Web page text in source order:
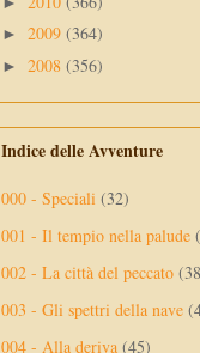
► 2009 (364)
► 2008 (356)
Indice delle Avventure
000 - Speciali (32)
001 - Il tempio nella palude
002 - La città del peccato
003 - Gli spettri della nave
004 - Alla deriva (45)